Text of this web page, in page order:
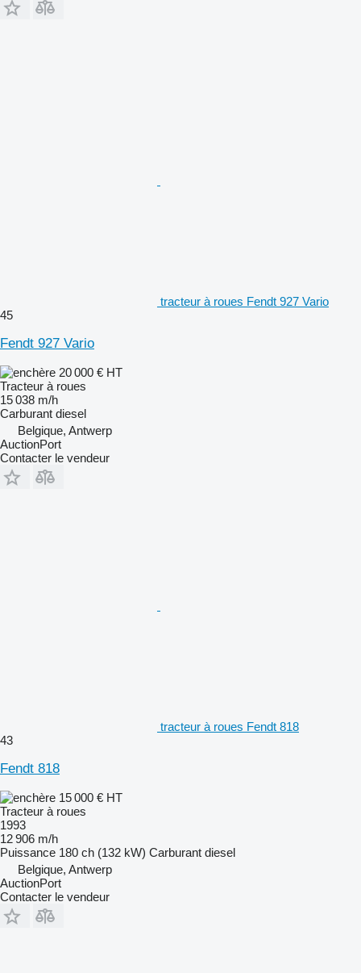
tracteur à roues Fendt 927 Vario
45
Fendt 927 Vario
20 000 € HT
Tracteur à roues
15 038 m/h
Carburant diesel
Belgique, Antwerp
AuctionPort
Contacter le vendeur
tracteur à roues Fendt 818
43
Fendt 818
15 000 € HT
Tracteur à roues
1993
12 906 m/h
Puissance 180 ch (132 kW) Carburant diesel
Belgique, Antwerp
AuctionPort
Contacter le vendeur